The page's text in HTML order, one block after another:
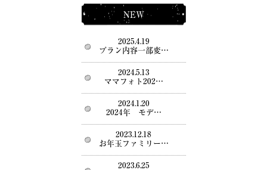
NEW
2025.4.19
プラン内容一部変…
2024.5.13
ママフォト202…
2024.1.20
2024年 モデ…
2023.12.18
お年玉ファミリー…
2023.6.25